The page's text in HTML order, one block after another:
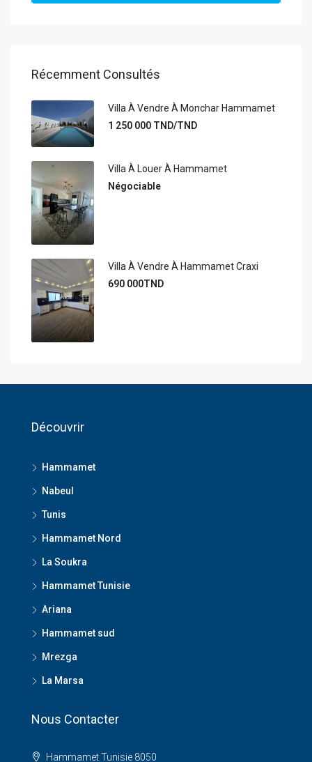
Récemment Consultés
Villa À Vendre À Monchar Hammamet
1 250 000 TND/TND
Villa À Louer À Hammamet
Négociable
Villa À Vendre À Hammamet Craxi
690 000TND
Découvrir
Hammamet
Nabeul
Tunis
Hammamet Nord
La Soukra
Hammamet Tunisie
Ariana
Hammamet sud
Mrezga
La Marsa
Nous Contacter
Hammamet Tunisie 8050